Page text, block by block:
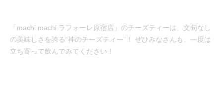
「machi machi ラフォーレ原宿店」のチーズティーは、文句なし
の美味しさを誇る“神のチーズティー”！ ぜひみなさんも、一度は
立ち寄って飲んでみてください！